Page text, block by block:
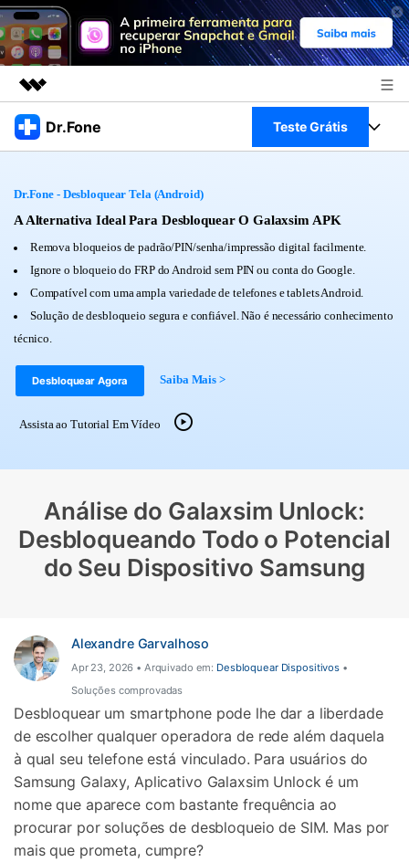
Produtos em destaque
Sobre nós
Dr.Fone Teste Grátis
Veja Toolkit Completo >
Productos
Para PC
Para Celular
Guia & Suporte
Ações rápidas
Recursos
Transferir Dados
Encontre Mais Soluções
Entrar
Dr.Fone - Desbloquear Tela (Android)
A Alternativa Ideal Para Desbloquear O Galaxsim APK
Remova bloqueios de padrão/PIN/senha/impressão digital facilmente.
Ignore o bloqueio do FRP do Android sem PIN ou conta do Google.
Compatível com uma ampla variedade de telefones e tablets Android.
Solução de desbloqueio segura e confiável. Não é necessário conhecimento
técnico.
Desbloquear Agora Saiba Mais >
Assista ao Tutorial Em Vídeo
Análise do Galaxsim Unlock:
Desbloqueando Todo o Potencial
do Seu Dispositivo Samsung
Alexandre Garvalhoso
Apr 23, 2026 • Arquivado em: Desbloquear Dispositivos •
Soluções comprovadas
Desbloquear um smartphone pode lhe dar a liberdade
de escolher qualquer operadora de rede além daquela
à qual seu telefone está vinculado. Para usuários do
Samsung Galaxy, Aplicativo Galaxsim Unlock é um
nome que aparece com bastante frequência ao
procurar por soluções de desbloqueio de SIM. Mas por
mais que prometa, cumpre?